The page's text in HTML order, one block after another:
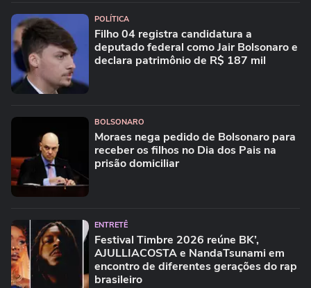
POLÍTICA
Filho 04 registra candidatura a
deputado federal como Jair Bolsonaro e
declara patrimônio de R$ 187 mil
BOLSONARO
Moraes nega pedido de Bolsonaro para
receber os filhos no Dia dos Pais na
prisão domiciliar
ENTRETÊ
Festival Timbre 2026 reúne BK’,
AJULLIACOSTA e NandaTsunami em
encontro de diferentes gerações do rap
brasileiro